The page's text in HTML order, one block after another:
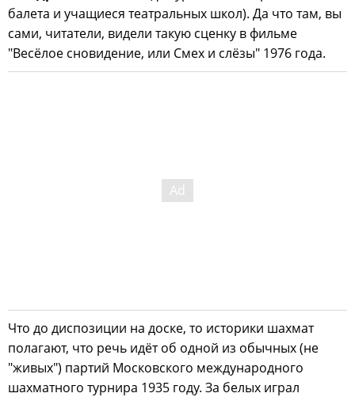
балета и учащиеся театральных школ). Да что там, вы
сами, читатели, видели такую сценку в фильме
"Весёлое сновидение, или Смех и слёзы" 1976 года.
Что до диспозиции на доске, то историки шахмат
полагают, что речь идёт об одной из обычных (не
"живых") партий Московского международного
шахматного турнира 1935 году. За белых играл